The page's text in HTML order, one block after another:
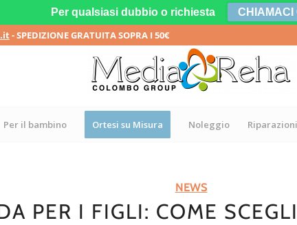
- SPEDIZIONE GRATUITA SOPRA I 50€
Per il bambino Ortesi su Misura Noleggio Riparazioni
NEWS
PER I FIGLI: COME
Per qualsiasi dubbio o richiesta CHIAMACI